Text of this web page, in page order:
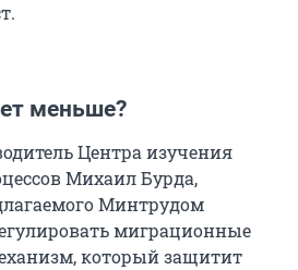
меньше?
Центра изучения
Михаил Бурда,
Минтрудом
миграционные
который защитит